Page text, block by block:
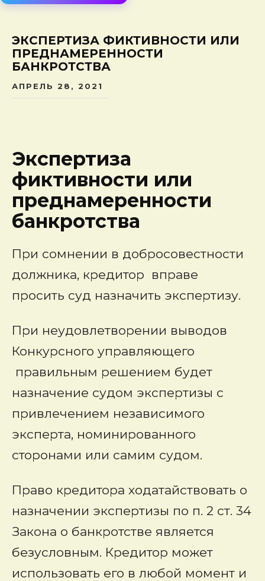
ЭКСПЕРТИЗА ФИКТИВНОСТИ ИЛИ
ПРЕДНАМЕРЕННОСТИ
БАНКРОТСТВА
АПРЕЛЬ 28, 2021
Экспертиза
фиктивности или
преднамеренности
банкротства
При сомнении в добросовестности
должника, кредитор вправе
просить суд назначить экспертизу.
При неудовлетворении выводов
Конкурсного управляющего
правильным решением будет
назначение судом экспертизы с
привлечением независимого
эксперта, номинированного
сторонами или самим судом.
Право кредитора ходатайствовать о
назначении экспертизы по п. 2 ст. 34
Закона о банкротстве является
безусловным. Кредитор может
использовать его в любой момент и